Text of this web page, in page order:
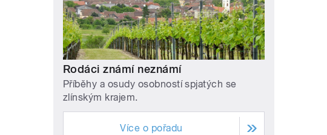
Rodáci známí neznámí
Příběhy a osudy osobností spjatých se
zlínským krajem.
Více o pořadu